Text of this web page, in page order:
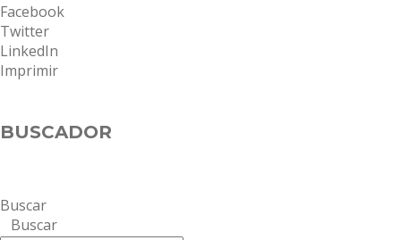
Facebook
Twitter
LinkedIn
Imprimir
BUSCADOR
Buscar
Buscar